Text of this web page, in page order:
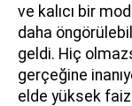
ve kalıcı bir
daha
geldi. Hiç
gerçeğine
elde yüksek